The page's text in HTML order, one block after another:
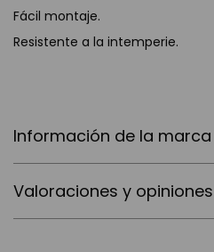
Fácil montaje.
Resistente a la intemperie.
Información de la marca
Valoraciones y opiniones